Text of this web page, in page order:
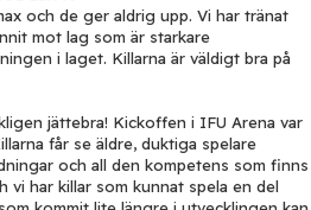
och de ger aldrig upp. Vi har tränat
mot lag som är starkare
i laget. Killarna är väldigt bra på
jättebra! Kickoffen i IFU Arena var
får se äldre, duktiga spelare
och all den kompetens som finns
vi har killar som kunnat spela en del